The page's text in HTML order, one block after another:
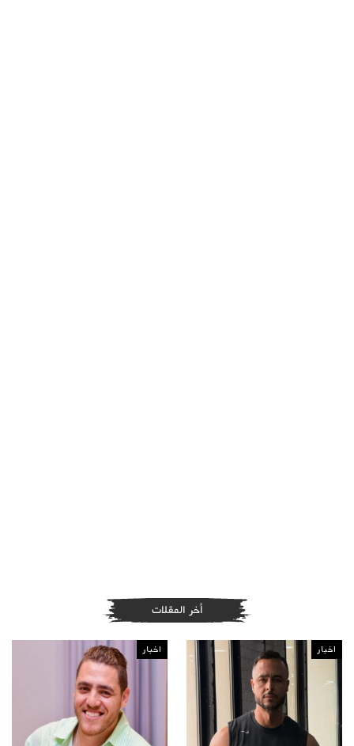
أخر المقلات
اخبار اخبار